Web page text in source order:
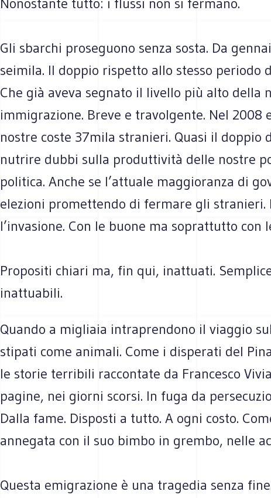
Gli sbarchi proseguono senza sosta. Da
seimila. Il doppio rispetto allo stesso periodo
Che già aveva segnato il livello più alto della
immigrazione. Breve e travolgente. Nel 2008
nostre coste 37mila stranieri. Quasi il doppio
nutrire dubbi sulla produttività delle nostre
politica. Anche se l’attuale maggioranza di
elezioni promettendo di fermare gli stranieri.
l’invasione. Con le buone ma soprattutto con
Propositi chiari ma, fin qui, inattuati.
inattuabili.
Quando a migliaia intraprendono il viaggio
stipati come animali. Come i disperati del
le storie terribili raccontate da Francesco
pagine, nei giorni scorsi. In fuga da
Dalla fame. Disposti a tutto. A ogni costo.
annegata con il suo bimbo in grembo, nelle
Questa emigrazione è una tragedia senza